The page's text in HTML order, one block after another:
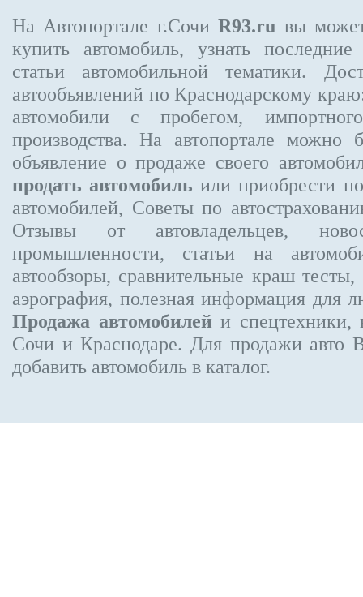
На Автопортале г.СочиR93.ru вы
купить автомобиль, узнать
статьи автомобильной тематики.
автообъявлений по Краснодарскому
автомобили с пробегом,
производства. На автопортале можно
объявление о продаже своего
продать автомобиль или приобрести
автомобилей, Советы по
Отзывы от автовладельцев,
промышленности, статьи на
автообзоры, сравнительные краш
аэрография, полезная информация для
Продажа автомобилей и спецтехники,
Сочи и Краснодаре. Для продажи авто
добавить автомобиль в каталог.